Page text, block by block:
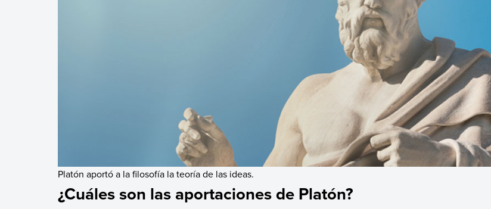
Platón aportó a la filosofía la teoría de las ideas.
¿Cuáles son las aportaciones de Platón?